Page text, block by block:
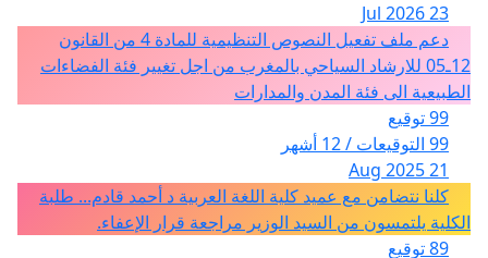
23 Jul 2026
دعم ملف تفعيل النصوص التنظيمية للمادة 4 من القانون
12ـ05 للارشاد السياحي بالمغرب من اجل تغيير فئة الفضاءات
الطبيعية الى فئة المدن والمدارات
99 توقيع
99 التوقيعات / 12 أشهر
21 Aug 2025
كلنا نتضامن مع عميد كلية اللغة العربية د أحمد قادم... طلبة
الكلية يلتمسون من السيد الوزير مراجعة قرار الإعفاء.
89 توقيع